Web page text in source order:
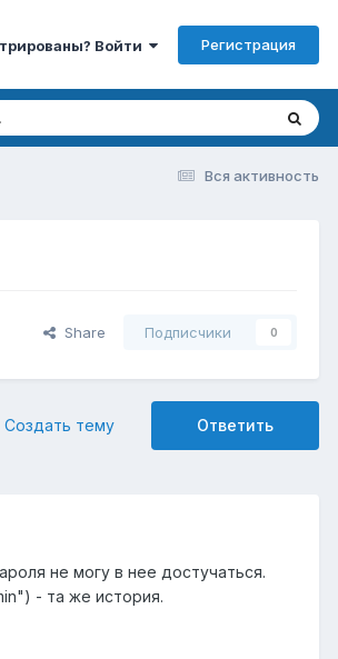
Войти Регистрация
Вся активность
Share Подписчики 0
Ответить
Создать тему
не могу в нее достучаться.
- та же история.